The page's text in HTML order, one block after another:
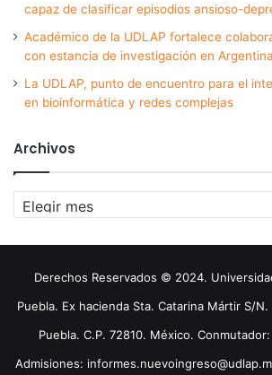
capaz de clasificar episodios ansioso-
Académico de la UDLAP fortalece
con estancia de investigación en Argentina
La UDLAP, punto de encuentro para el
en bioinformática y redes complejas
Archivos
Archivos
Derechos Reservados © 2024.
Puebla. Ex hacienda Sta. Catarina Mártir S/
Puebla. C.P. 72810. México.
Admisiones: